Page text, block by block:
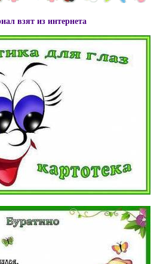
взят из интернета